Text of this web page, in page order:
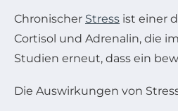
Chronischer Stress ist einer
Cortisol und Adrenalin, die
Studien erneut, dass ein
Die Auswirkungen von